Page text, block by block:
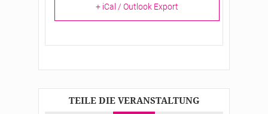
+ iCal / Outlook Export
TEILE DIE VERANSTALTUNG